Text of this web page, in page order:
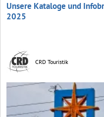
Unsere Kataloge und
2025
CRD Touristik